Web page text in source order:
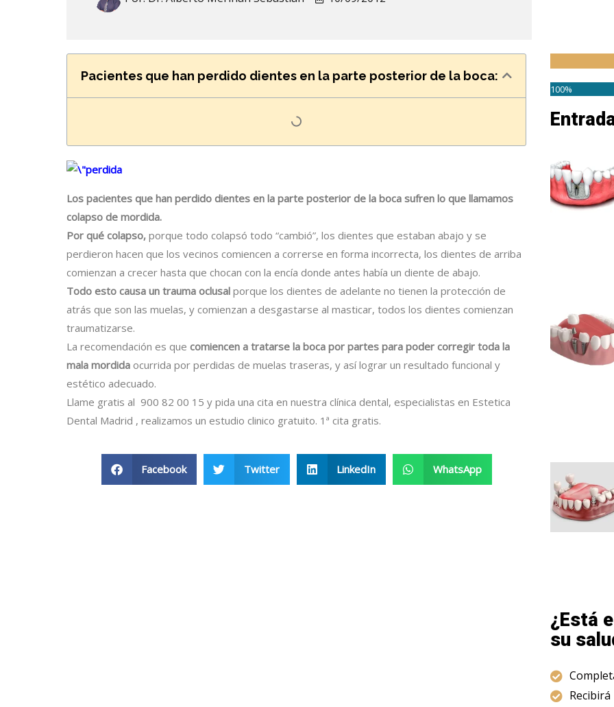
Pacientes que han perdido dientes en la parte posterior de la boca:
Los pacientes que han perdido dientes en la parte posterior de la boca sufren lo que llamamos
colapso de mordida.
Por qué colapso, porque todo colapsó todo “cambió”, los dientes que estaban abajo y se
perdieron hacen que los vecinos comiencen a correrse en forma incorrecta, los dientes de arriba
comienzan a crecer hasta que chocan con la encía donde antes había un diente de abajo.
Todo esto causa un trauma oclusal porque los dientes de adelante no tienen la protección de
atrás que son las muelas, y comienzan a desgastarse al masticar, todos los dientes comienzan
traumatizarse.
La recomendación es que comiencen a tratarse la boca por partes para poder corregir toda la
mala mordida ocurrida por perdidas de muelas traseras, y así lograr un resultado funcional y
estético adecuado.
Llame gratis al 900 82 00 15 y pida una cita en nuestra clínica dental, especialistas en Estetica
Dental Madrid , realizamos un estudio clinico gratuito. 1ª cita gratis.
Facebook Twitter LinkedIn WhatsApp
100%
¿Está
su